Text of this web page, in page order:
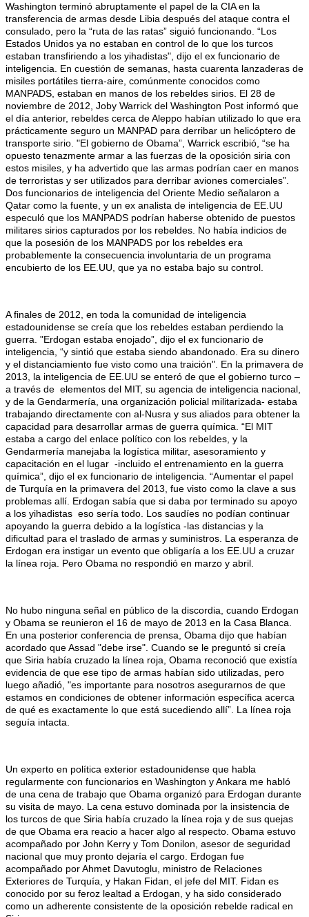
Washington terminó abruptamente el papel de la CIA en la
transferencia de armas desde Libia después del ataque contra el
consulado, pero la “ruta de las ratas” siguió funcionando. “Los
Estados Unidos ya no estaban en control de lo que los turcos
estaban transfiriendo a los yihadistas", dijo el ex funcionario de
inteligencia. En cuestión de semanas, hasta cuarenta lanzaderas de
misiles portátiles tierra-aire, comúnmente conocidos como
MANPADS, estaban en manos de los rebeldes sirios. El 28 de
noviembre de 2012, Joby Warrick del Washington Post informó que
el día anterior, rebeldes cerca de Aleppo habían utilizado lo que era
prácticamente seguro un MANPAD para derribar un helicóptero de
transporte sirio. "El gobierno de Obama”, Warrick escribió, “se ha
opuesto tenazmente armar a las fuerzas de la oposición siria con
estos misiles, y ha advertido que las armas podrían caer en manos
de terroristas y ser utilizados para derribar aviones comerciales”.
Dos funcionarios de inteligencia del Oriente Medio señalaron a
Qatar como la fuente, y un ex analista de inteligencia de EE.UU
especuló que los MANPADS podrían haberse obtenido de puestos
militares sirios capturados por los rebeldes. No había indicios de
que la posesión de los MANPADS por los rebeldes era
probablemente la consecuencia involuntaria de un programa
encubierto de los EE.UU, que ya no estaba bajo su control.
A finales de 2012, en toda la comunidad de inteligencia
estadounidense se creía que los rebeldes estaban perdiendo la
guerra. "Erdogan estaba enojado”, dijo el ex funcionario de
inteligencia, “y sintió que estaba siendo abandonado. Era su dinero
y el distanciamiento fue visto como una traición". En la primavera de
2013, la inteligencia de EE.UU se enteró de que el gobierno turco –
a través de elementos del MIT, su agencia de inteligencia nacional,
y de la Gendarmería, una organización policial militarizada- estaba
trabajando directamente con al-Nusra y sus aliados para obtener la
capacidad para desarrollar armas de guerra química. “El MIT
estaba a cargo del enlace político con los rebeldes, y la
Gendarmería manejaba la logística militar, asesoramiento y
capacitación en el lugar -incluido el entrenamiento en la guerra
química”, dijo el ex funcionario de inteligencia. “Aumentar el papel
de Turquía en la primavera del 2013, fue visto como la clave a sus
problemas allí. Erdogan sabía que si daba por terminado su apoyo
a los yihadistas eso sería todo. Los saudíes no podían continuar
apoyando la guerra debido a la logística -las distancias y la
dificultad para el traslado de armas y suministros. La esperanza de
Erdogan era instigar un evento que obligaría a los EE.UU a cruzar
la línea roja. Pero Obama no respondió en marzo y abril.
No hubo ninguna señal en público de la discordia, cuando Erdogan
y Obama se reunieron el 16 de mayo de 2013 en la Casa Blanca.
En una posterior conferencia de prensa, Obama dijo que habían
acordado que Assad "debe irse". Cuando se le preguntó si creía
que Siria había cruzado la línea roja, Obama reconoció que existía
evidencia de que ese tipo de armas habían sido utilizadas, pero
luego añadió, "es importante para nosotros asegurarnos de que
estamos en condiciones de obtener información específica acerca
de qué es exactamente lo que está sucediendo allí”. La línea roja
seguía intacta.
Un experto en política exterior estadounidense que habla
regularmente con funcionarios en Washington y Ankara me habló
de una cena de trabajo que Obama organizó para Erdogan durante
su visita de mayo. La cena estuvo dominada por la insistencia de
los turcos de que Siria había cruzado la línea roja y de sus quejas
de que Obama era reacio a hacer algo al respecto. Obama estuvo
acompañado por John Kerry y Tom Donilon, asesor de seguridad
nacional que muy pronto dejaría el cargo. Erdogan fue
acompañado por Ahmet Davutoglu, ministro de Relaciones
Exteriores de Turquía, y Hakan Fidan, el jefe del MIT. Fidan es
conocido por su feroz lealtad a Erdogan, y ha sido considerado
como un adherente consistente de la oposición rebelde radical en